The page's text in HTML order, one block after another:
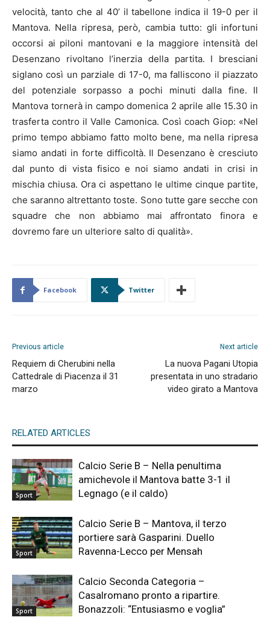
velocità, tanto che al 40’ il tabellone indica il 19-0 per il
Mantova. Nella ripresa, però, cambia tutto: gli infortuni
occorsi ai piloni mantovani e la maggiore intensità del
Desenzano rivoltano l’inerzia della partita. I bresciani
siglano così un parziale di 17-0, ma falliscono il piazzato
del potenziale sorpasso a pochi minuti dalla fine. Il
Mantova tornerà in campo domenica 2 aprile alle 15.30 in
trasferta contro il Valle Camonica. Così coach Giop: «Nel
primo tempo abbiamo fatto molto bene, ma nella ripresa
siamo andati in forte difficoltà. Il Desenzano è cresciuto
dal punto di vista fisico e noi siamo andati in crisi in
mischia chiusa. Ora ci aspettano le ultime cinque partite,
che saranno altrettanto toste. Sono tutte gare secche con
squadre che non abbiamo mai affrontato finora e
dovremo fare un ulteriore salto di qualità».
Facebook Twitter
Previous article
Requiem di Cherubini nella
Cattedrale di Piacenza il 31
marzo
Next article
La nuova Pagani Utopia
presentata in uno stradario
video girato a Mantova
RELATED ARTICLES
Sport
Calcio Serie B – Nella penultima
amichevole il Mantova batte 3-1 il
Legnago (e il caldo)
Sport
Calcio Serie B – Mantova, il terzo
portiere sarà Gasparini. Duello
Ravenna-Lecco per Mensah
Sport
Calcio Seconda Categoria –
Casalromano pronto a ripartire.
Bonazzoli: “Entusiasmo e voglia”